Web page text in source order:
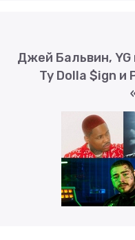
Джей Бальвин, YG
Ty Dolla $ign и